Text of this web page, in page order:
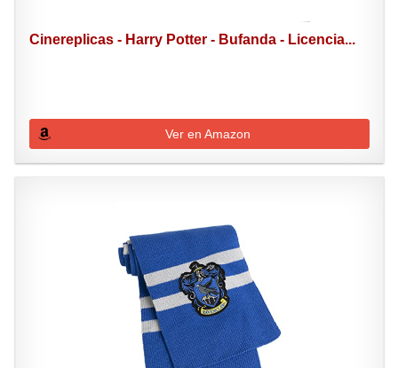
Cinereplicas - Harry Potter - Bufanda - Licencia...
Ver en Amazon